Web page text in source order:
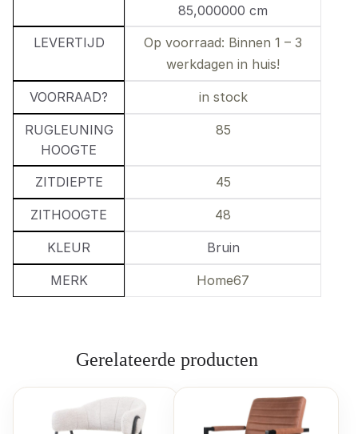
85,000000 cm
LEVERTIJD
Op voorraad: Binnen 1 – 3
werkdagen in huis!
VOORRAAD? in stock
RUGLEUNING
HOOGTE
85
ZITDIEPTE 45
ZITHOOGTE 48
KLEUR Bruin
MERK Home67
Gerelateerde producten